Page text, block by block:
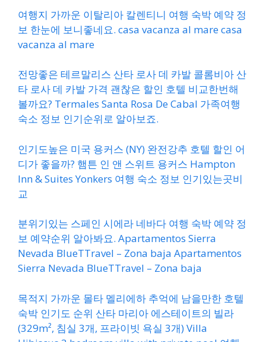
여행지 가까운 이탈리아 칼렌티니 여행 숙박 예약 정
보 한눈에 보니좋네요. casa vacanza al mare casa
vacanza al mare
전망좋은 테르말리스 산타 로사 데 카발 콜롬비아 산
타 로사 데 카발 가격 괜찮은 할인 호텔 비교한번해
볼까요? Termales Santa Rosa De Cabal 가족여행
숙소 정보 인기순위로 알아보죠.
인기도높은 미국 용커스 (NY) 완전강추 호텔 할인 어
디가 좋을까? 햄튼 인 앤 스위트 용커스 Hampton
Inn & Suites Yonkers 여행 숙소 정보 인기있는곳비
교
분위기있는 스페인 시에라 네바다 여행 숙박 예약 정
보 예약순위 알아봐요. Apartamentos Sierra
Nevada BlueTTravel – Zona baja Apartamentos
Sierra Nevada BlueTTravel – Zona baja
목적지 가까운 몰타 멜리에하 추억에 남을만한 호텔
숙박 인기도 순위 산타 마리아 에스테이트의 빌라
(329m², 침실 3개, 프라이빗 욕실 3개) Villa